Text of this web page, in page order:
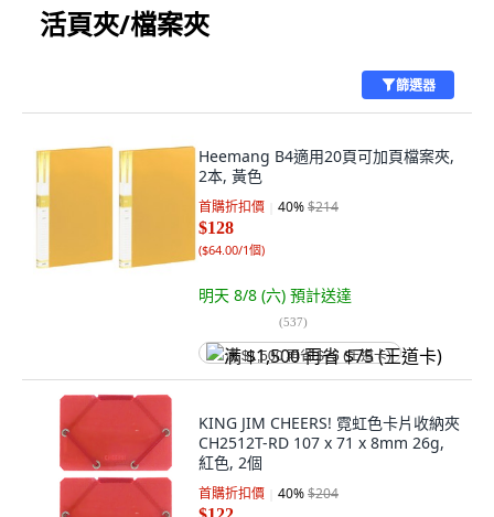
活頁夾/檔案夾
篩選器
Heemang B4適用20頁可加頁檔案夾,
2本, 黃色
首購折扣價 40%$214
$128
($64.00/1個)
明天 8/8 (六) 預計送達
(537)
满 $1,500 再省 $75 (王道卡)
KING JIM CHEERS! 霓虹色卡片收納夾
CH2512T-RD 107 x 71 x 8mm 26g,
紅色, 2個
首購折扣價 40%$204